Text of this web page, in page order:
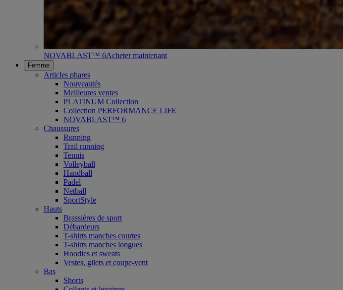
NOVABLAST™ 6Acheter maintenant
Femme
Articles phares
Nouveautés
Meilleures ventes
PLATINUM Collection
Collection PERFORMANCE LIFE
NOVABLAST™ 6
Chaussures
Running
Trail running
Tennis
Volleyball
Handball
Padel
Netball
SportStyle
Hauts
Brassières de sport
Débardeurs
T-shirts manches courtes
T-shirts manches longues
Hoodies et sweats
Vestes, gilets et coupe-vent
Bas
Shorts